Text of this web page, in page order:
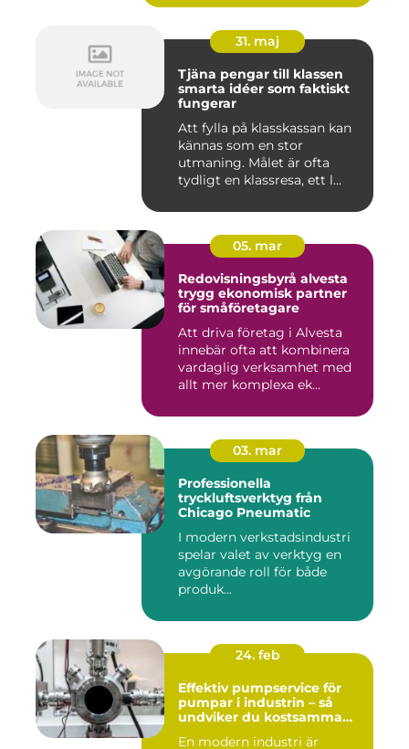
31. maj
Tjäna pengar till klassen
smarta idéer som faktiskt
fungerar
Att fylla på klasskassan kan
kännas som en stor
utmaning. Målet är ofta
tydligt en klassresa, ett l...
05. mar
Redovisningsbyrå alvesta
trygg ekonomisk partner
för småföretagare
Att driva företag i Alvesta
innebär ofta att kombinera
vardaglig verksamhet med
allt mer komplexa ek...
03. mar
Professionella
tryckluftsverktyg från
Chicago Pneumatic
I modern verkstadsindustri
spelar valet av verktyg en
avgörande roll för både
produk...
24. feb
Effektiv pumpservice för
pumpar i industrin – så
undviker du kostsamma
En modern industri är